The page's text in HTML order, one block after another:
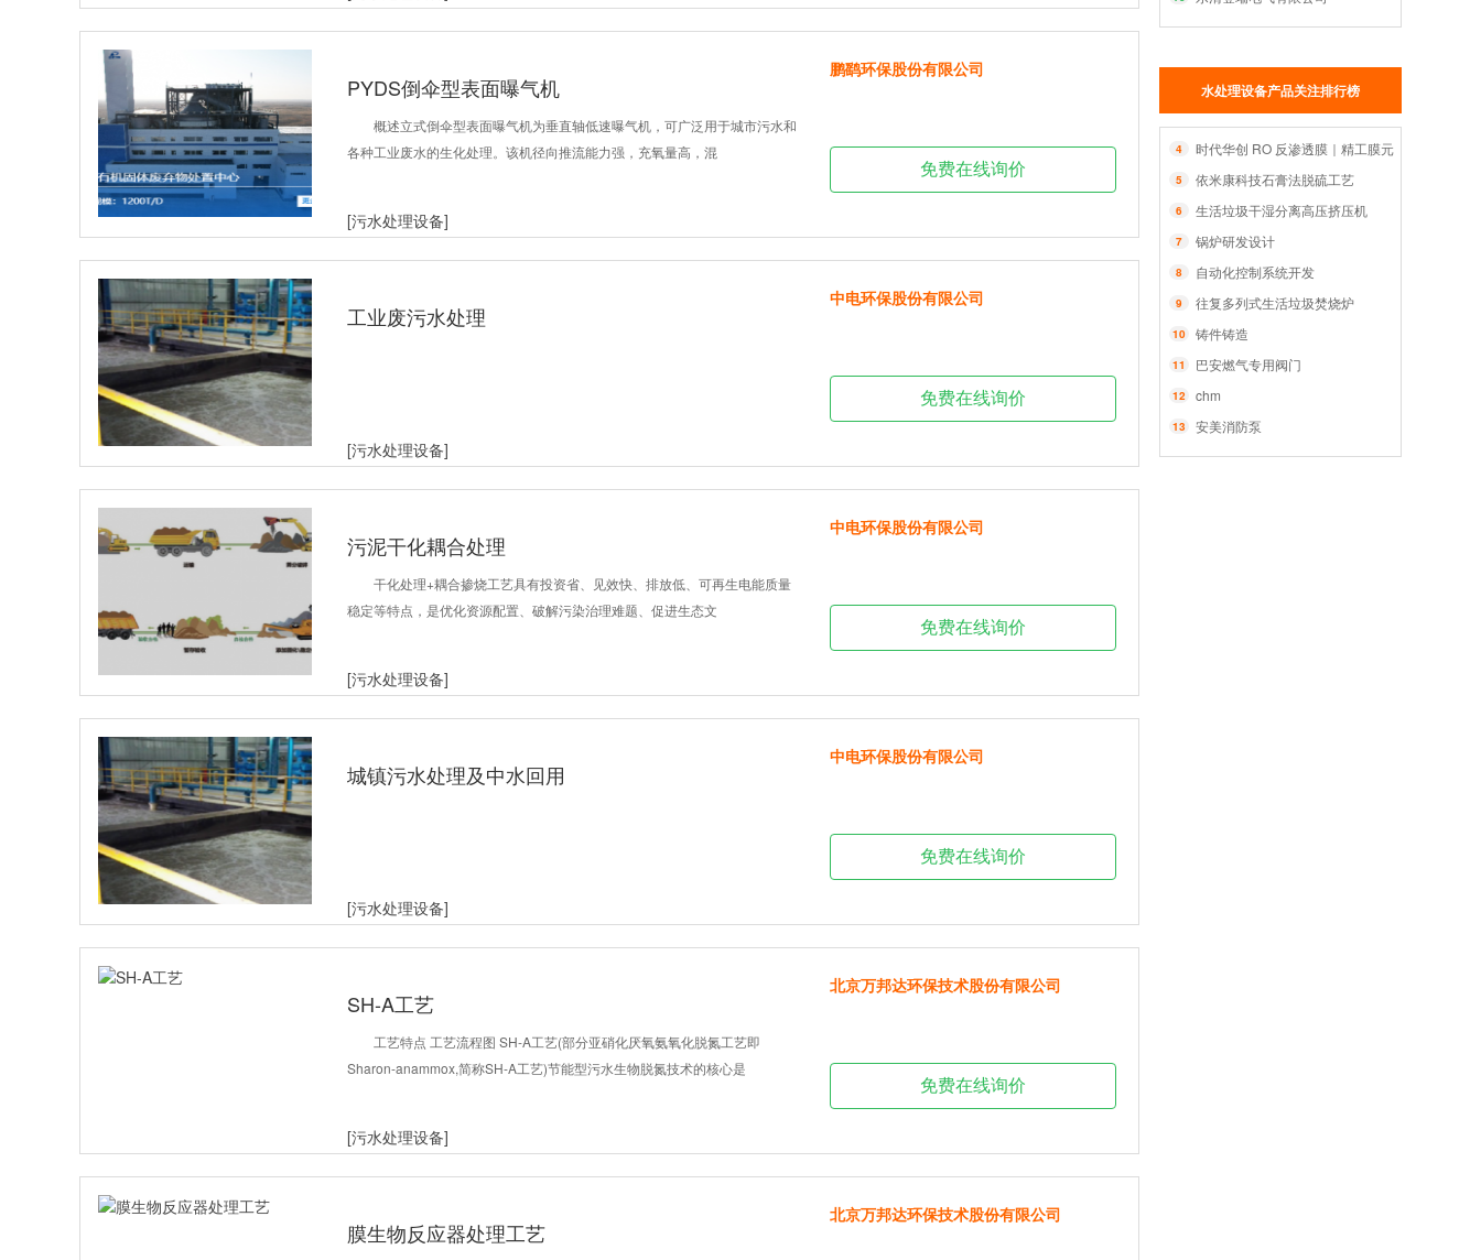
水处理设备产品关注排行榜
4 时代华创 RO 反渗透膜｜精工膜元件，智净每一
5 依米康科技石膏法脱硫工艺
6 生活垃圾干湿分离高压挤压机
7 锅炉研发设计
8 自动化控制系统开发
9 往复多列式生活垃圾焚烧炉
10 铸件铸造
11 巴安燃气专用阀门
12 chm
13 安美消防泵
PYDS倒伞型表面曝气机
概述立式倒伞型表面曝气机为垂直轴低速曝气机，可广泛用于城市污水和
各种工业废水的生化处理。该机径向推流能力强，充氧量高，混
[污水处理设备]
鹏鹞环保股份有限公司
免费在线询价
工业废污水处理
[污水处理设备]
中电环保股份有限公司
免费在线询价
污泥干化耦合处理
干化处理+耦合掺烧工艺具有投资省、见效快、排放低、可再生电能质量
稳定等特点，是优化资源配置、破解污染治理难题、促进生态文
[污水处理设备]
中电环保股份有限公司
免费在线询价
城镇污水处理及中水回用
[污水处理设备]
中电环保股份有限公司
免费在线询价
SH-A工艺
工艺特点 工艺流程图 SH-A工艺(部分亚硝化厌氧氨氧化脱氮工艺即
Sharon-anammox,简称SH-A工艺)节能型污水生物脱氮技术的核心是
[污水处理设备]
北京万邦达环保技术股份有限公司
免费在线询价
膜生物反应器处理工艺
北京万邦达环保技术股份有限公司